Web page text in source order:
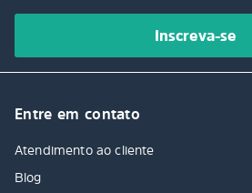
Entre em contato
Atendimento ao cliente
Blog